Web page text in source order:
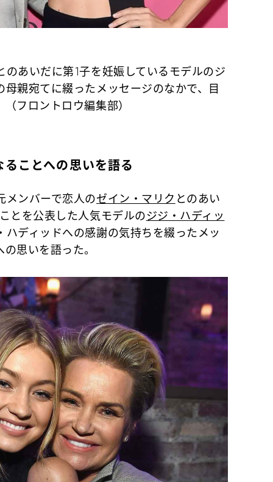
あいだに第1子を妊娠しているモデルのジ
親宛てに綴ったメッセージのなかで、目
フロントロウ編集部）
ことへの思いを語る
ンバーで恋人のゼイン・マリク とのあい
とを公表した人気モデルのジジ・ハディッ
ディッドへの感謝の気持ちを綴ったメッ
思いを語った。